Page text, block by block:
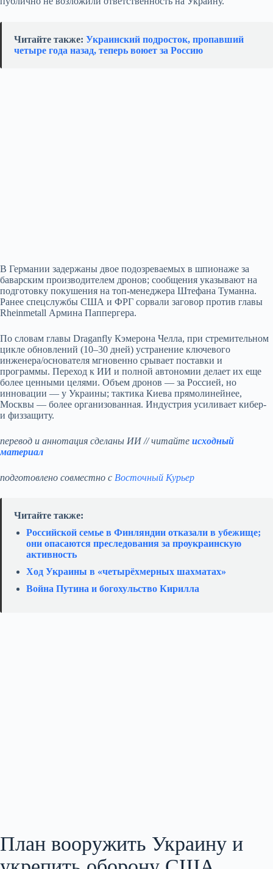
Читайте также: Украинский подросток, пропавший
четыре года назад, теперь воюет за Россию
В Германии задержаны двое подозреваемых в шпионаже за
баварским производителем дронов; сообщения указывают на
подготовку покушения на топ-менеджера Штефана Туманна.
Ранее спецслужбы США и ФРГ сорвали заговор против главы
Rheinmetall Армина Паппергера.
По словам главы Draganfly Кэмерона Челла, при стремительном
цикле обновлений (10–30 дней) устранение ключевого
инженера/основателя мгновенно срывает поставки и
программы. Переход к ИИ и полной автономии делает их еще
более ценными целями. Объем дронов — за Россией, но
инновации — у Украины; тактика Киева прямолинейнее,
Москвы — более организованная. Индустрия усиливает кибер-
и физзащиту.
перевод и аннотация сделаны ИИ // читайте исходный
материал
подготовлено совместно с Восточный Курьер
Читайте также:
Российской семье в Финляндии отказали в убежище;
они опасаются преследования за проукраинскую
активность
Ход Украины в «четырёхмерных шахматах»
Война Путина и богохульство Кирилла
План вооружить Украину и